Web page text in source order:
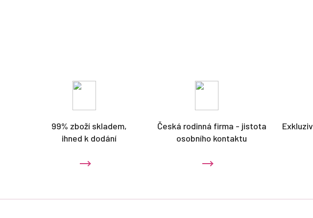
99% zboží skladem,
ihned k dodání
Česká rodinná firma - jistota
osobního kontaktu